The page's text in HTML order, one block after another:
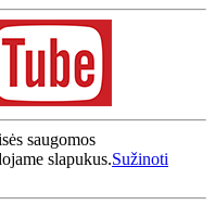
saugomos
slapukus.Sužinoti